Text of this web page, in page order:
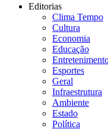
Editorias
Clima Tempo
Cultura
Economia
Educação
Esportes
Geral
Infraestrutura
Ambiente
Estado
Política